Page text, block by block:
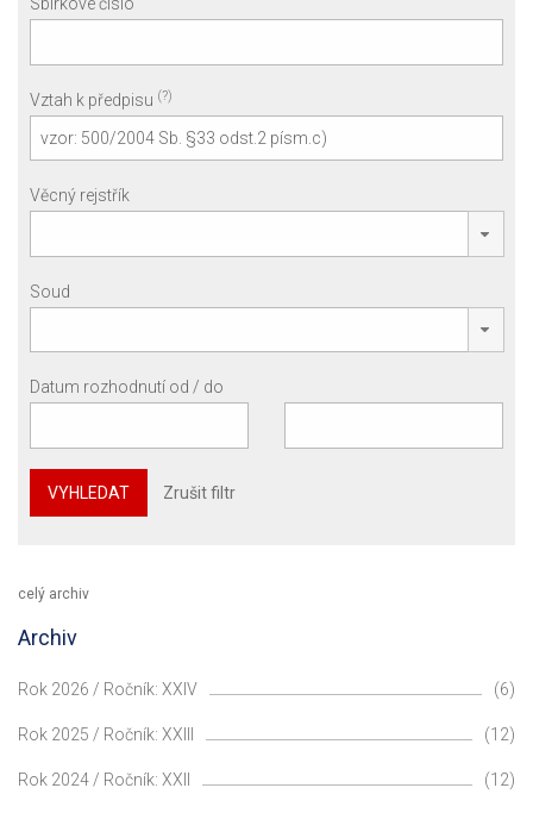
Sbírkové číslo
Vztah k předpisu (?)
Věcný rejstřík
Soud
Datum rozhodnutí od / do
VYHLEDAT Zrušit filtr
celý archiv
Archiv
Rok 2026 / Ročník: XXIV (6)
Rok 2025 / Ročník: XXIII (12)
Rok 2024 / Ročník: XXII (12)